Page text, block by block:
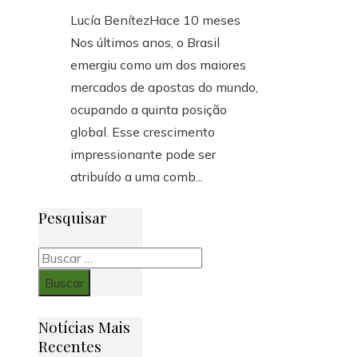
Lucía BenítezHace 10 meses
Nos últimos anos, o Brasil
emergiu como um dos maiores
mercados de apostas do mundo,
ocupando a quinta posição
global. Esse crescimento
impressionante pode ser
atribuído a uma comb...
Pesquisar
Buscar:
Notícias Mais
Recentes